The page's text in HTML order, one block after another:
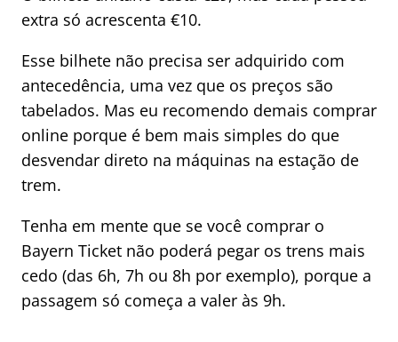
extra só acrescenta €10.
Esse bilhete não precisa ser adquirido com
antecedência, uma vez que os preços são
tabelados. Mas eu recomendo demais comprar
online porque é bem mais simples do que
desvendar direto na máquinas na estação de
trem.
Tenha em mente que se você comprar o
Bayern Ticket não poderá pegar os trens mais
cedo (das 6h, 7h ou 8h por exemplo), porque a
passagem só começa a valer às 9h.